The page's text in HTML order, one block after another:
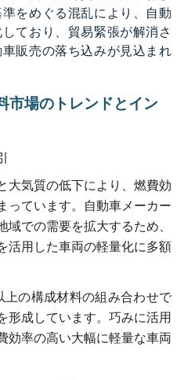
をめぐる混乱により、自動
ており、貿易緊張が解消さ
販売の落ち込みが見込まれ
市場のトレンドとイン
大気質の低下により、燃費効
っています。自動車メーカー
での需要を拡大するため、
活用した車両の軽量化に多額
の構成材料の組み合わせで
形成しています。巧みに活用
効率の高い大幅に軽量な車両